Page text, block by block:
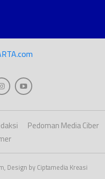
Pedoman Media Ciber
Design by Ciptamedia Kreasi